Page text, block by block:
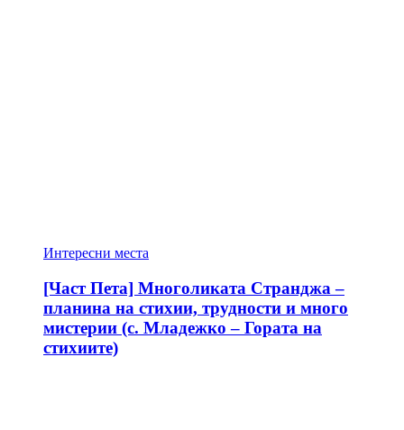
Интересни места
[Част Пета] Многоликата Странджа –
планина на стихии, трудности и много
мистерии (с. Младежко – Гората на
стихиите)